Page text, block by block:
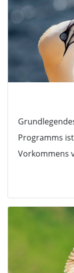
Programms
Vorkommens